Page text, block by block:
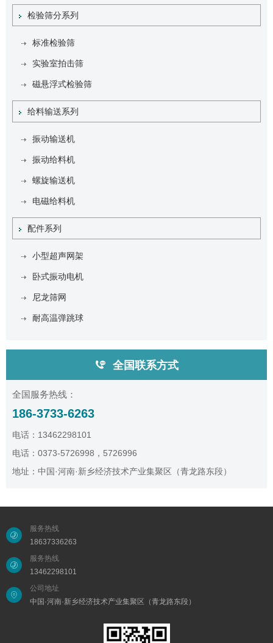
检验筛分系列
标准检验筛
实验室拍击筛
磁悬浮式检验筛
给料输送系列
振动输送机
振动给料机
螺旋输送机
电磁给料机
配件系列
小型超声网架
卧式振动电机
尼龙筛网
耐高温弹跳球
全国联系方式
全国服务热线：
186-3733-6263
电话：13462298101
电话：0373-5726998，5726996
地址：中国·河南·新乡经济技术产业集聚区（青龙路东段）
服务热线
18637336263
服务热线
13462298101
公司地址
中国·河南·新乡经济技术产业集聚区（青龙路东段）